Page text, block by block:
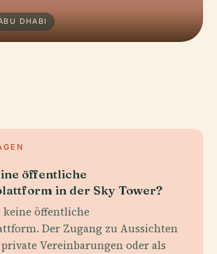
DHABI
öffentliche
in der Sky Tower?
keine öffentliche
Der Zugang zu Aussichten
Vereinbarungen oder als